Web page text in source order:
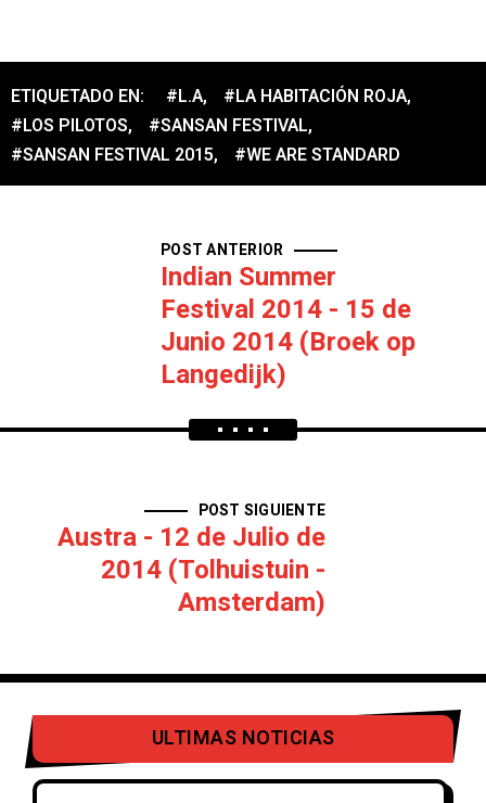
ETIQUETADO EN: #L.A, #LA HABITACIÓN ROJA,
#LOS PILOTOS, #SANSAN FESTIVAL,
#SANSAN FESTIVAL 2015, #WE ARE STANDARD
POST ANTERIOR
Indian Summer
Festival 2014 - 15 de
Junio 2014 (Broek op
Langedijk)
POST SIGUIENTE
Austra - 12 de Julio de
2014 (Tolhuistuin -
Amsterdam)
ULTIMAS NOTICIAS